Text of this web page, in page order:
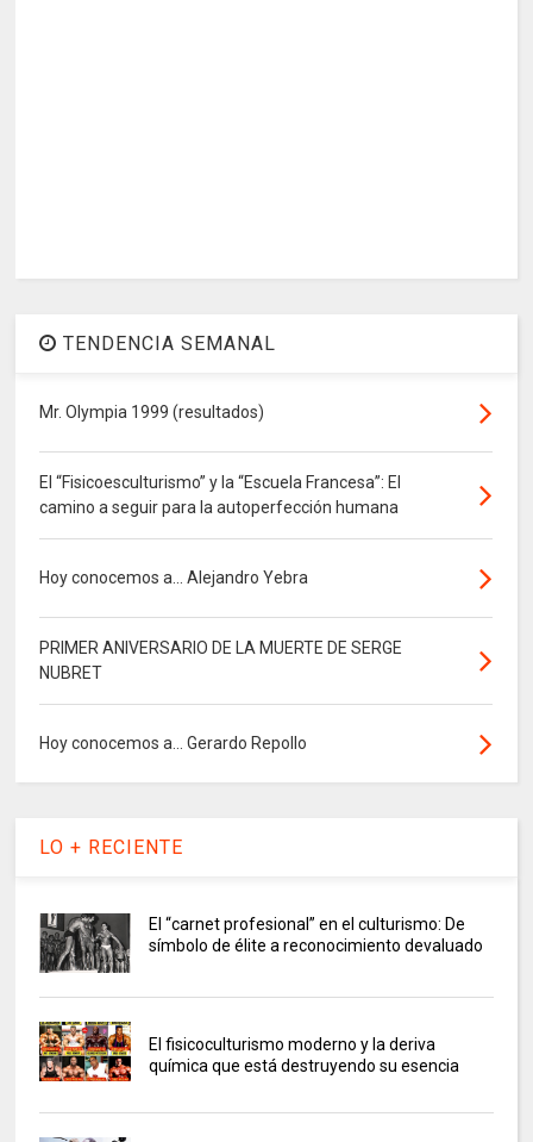
TENDENCIA SEMANAL
Mr. Olympia 1999 (resultados)
El “Fisicoesculturismo” y la “Escuela Francesa”: El
camino a seguir para la autoperfección humana
Hoy conocemos a... Alejandro Yebra
PRIMER ANIVERSARIO DE LA MUERTE DE SERGE
NUBRET
Hoy conocemos a... Gerardo Repollo
LO + RECIENTE
El “carnet profesional” en el culturismo: De
símbolo de élite a reconocimiento devaluado
El fisicoculturismo moderno y la deriva
química que está destruyendo su esencia